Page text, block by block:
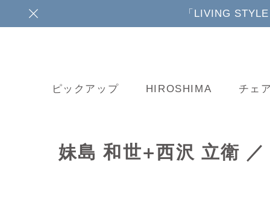
「LIVING
ピックアップ HIROSHIMA チェ
妹島 和世+西沢 立衛